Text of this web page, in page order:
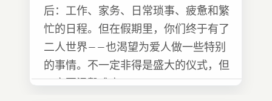
后：工作、家务、日常琐事、疲惫和繁
忙的日程。但在假期里，你们终于有了
二人世界——也渴望为爱人做一些特别
的事情。不一定非得是盛大的仪式，但
一定要温馨难忘 :)